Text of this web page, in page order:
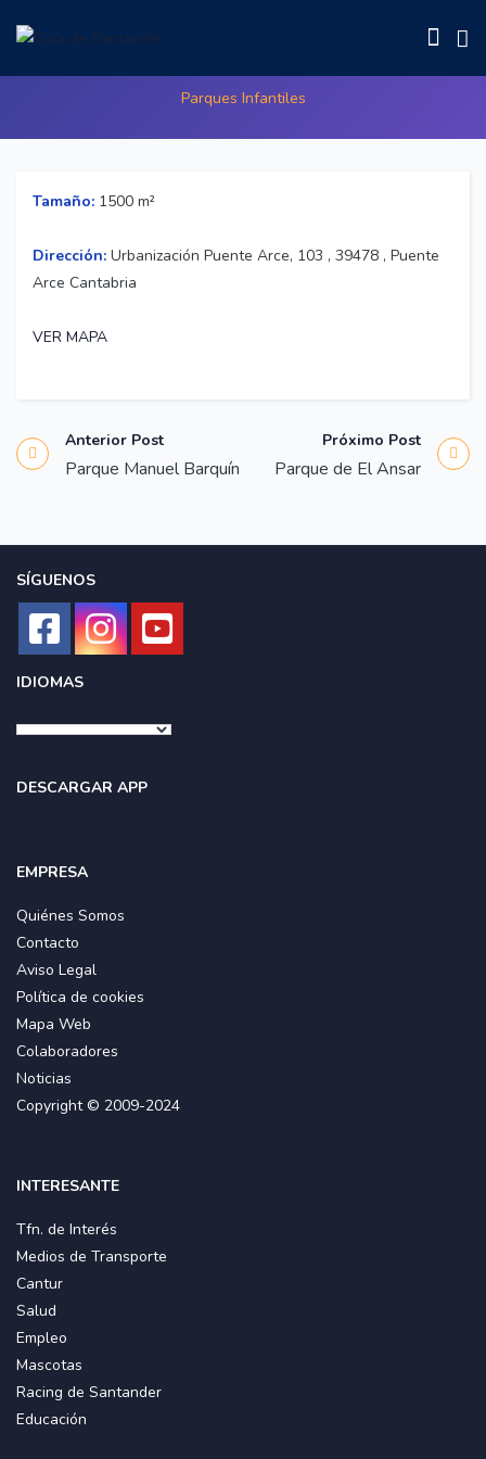
Parque de la Mina
Parques Infantiles
Tamaño: 1500 m²
Dirección: Urbanización Puente Arce, 103 , 39478 , Puente
Arce Cantabria
VER MAPA
Anterior Post
Parque Manuel Barquín
Próximo Post
Parque de El Ansar
SÍGUENOS
IDIOMAS
DESCARGAR APP
EMPRESA
Quiénes Somos
Contacto
Aviso Legal
Política de cookies
Mapa Web
Colaboradores
Noticias
Copyright © 2009-2024
INTERESANTE
Tfn. de Interés
Medios de Transporte
Cantur
Salud
Empleo
Mascotas
Racing de Santander
Educación